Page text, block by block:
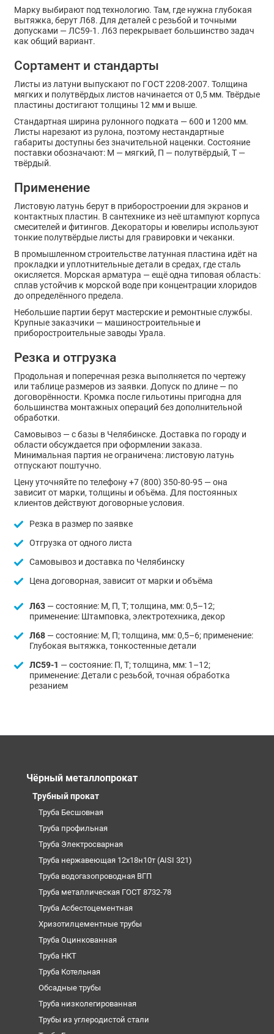
Марку выбирают под технологию. Там, где нужна глубокая
вытяжка, берут Л68. Для деталей с резьбой и точными
допусками — ЛС59-1. Л63 перекрывает большинство задач
как общий вариант.
Сортамент и стандарты
Листы из латуни выпускают по ГОСТ 2208-2007. Толщина
мягких и полутвёрдых листов начинается от 0,5 мм. Твёрдые
пластины достигают толщины 12 мм и выше.
Стандартная ширина рулонного подката — 600 и 1200 мм.
Листы нарезают из рулона, поэтому нестандартные
габариты доступны без значительной наценки. Состояние
поставки обозначают: М — мягкий, П — полутвёрдый, Т —
твёрдый.
Применение
Листовую латунь берут в приборостроении для экранов и
контактных пластин. В сантехнике из неё штампуют корпуса
смесителей и фитингов. Декораторы и ювелиры используют
тонкие полутвёрдые листы для гравировки и чеканки.
В промышленном строительстве латунная пластина идёт на
прокладки и уплотнительные детали в средах, где сталь
окисляется. Морская арматура — ещё одна типовая область:
сплав устойчив к морской воде при концентрации хлоридов
до определённого предела.
Небольшие партии берут мастерские и ремонтные службы.
Крупные заказчики — машиностроительные и
приборостроительные заводы Урала.
Резка и отгрузка
Продольная и поперечная резка выполняется по чертежу
или таблице размеров из заявки. Допуск по длине — по
договорённости. Кромка после гильотины пригодна для
большинства монтажных операций без дополнительной
обработки.
Самовывоз — с базы в Челябинске. Доставка по городу и
области обсуждается при оформлении заказа.
Минимальная партия не ограничена: листовую латунь
отпускают поштучно.
Цену уточняйте по телефону +7 (800) 350-80-95 — она
зависит от марки, толщины и объёма. Для постоянных
клиентов действуют договорные условия.
Резка в размер по заявке
Отгрузка от одного листа
Самовывоз и доставка по Челябинску
Цена договорная, зависит от марки и объёма
Л63— состояние: М, П, Т; толщина, мм: 0,5–12;
применение: Штамповка, электротехника, декор
Л68— состояние: М, П; толщина, мм: 0,5–6; применение:
Глубокая вытяжка, тонкостенные детали
ЛС59-1 — состояние: П, Т; толщина, мм: 1–12;
применение: Детали с резьбой, точная обработка
резанием
Чёрный металлопрокат
Трубный прокат
Труба Бесшовная
Труба профильная
Труба Электросварная
Труба нержавеющая 12х18н10т (AISI 321)
Труба водогазопроводная ВГП
Труба металлическая ГОСТ 8732-78
Труба Асбестоцементная
Хризотилцементные трубы
Труба Оцинкованная
Труба НКТ
Труба Котельная
Обсадные трубы
Труба низколегированная
Трубы из углеродистой стали